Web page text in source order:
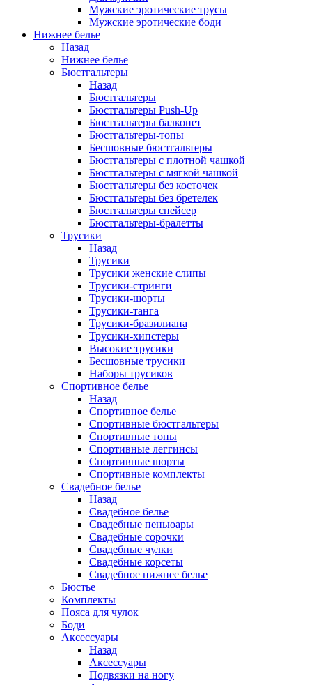
Мужские эротические трусы
Мужские эротические боди
Нижнее белье
Назад
Нижнее белье
Бюстгальтеры
Назад
Бюстгальтеры
Бюстгальтеры Push-Up
Бюстгальтеры балконет
Бюстгальтеры-топы
Бесшовные бюстгальтеры
Бюстгальтеры с плотной чашкой
Бюстгальтеры с мягкой чашкой
Бюстгальтеры без косточек
Бюстгальтеры без бретелек
Бюстгальтеры спейсер
Бюстгальтеры-бралетты
Трусики
Назад
Трусики
Трусики женские слипы
Трусики-стринги
Трусики-шорты
Трусики-танга
Трусики-бразилиана
Трусики-хипстеры
Высокие трусики
Бесшовные трусики
Наборы трусиков
Спортивное белье
Назад
Спортивное белье
Спортивные бюстгальтеры
Спортивные топы
Спортивные леггинсы
Спортивные шорты
Спортивные комплекты
Свадебное белье
Назад
Свадебное белье
Свадебные пеньюары
Свадебные сорочки
Свадебные чулки
Свадебные корсеты
Свадебное нижнее белье
Бюстье
Комплекты
Пояса для чулок
Боди
Аксессуары
Назад
Аксессуары
Подвязки на ногу